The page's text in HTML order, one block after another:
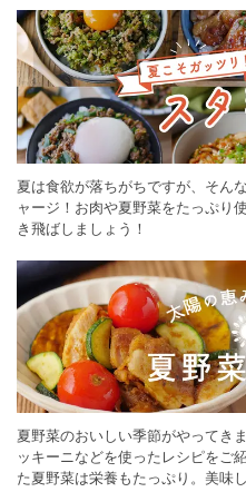
夏は食欲が落ちがちですが、そん
ャージ！お肉や夏野菜をたっぷり
き飛ばしましょう！
夏野菜のおいしい季節がやってき
ッキーニなどを使ったレシピをご
た夏野菜は栄養もたっぷり。美味